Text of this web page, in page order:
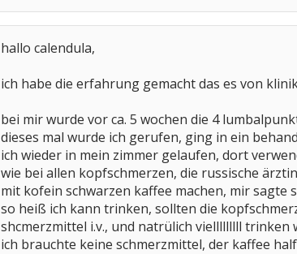
hallo calendula,
ich habe die erfahrung gemacht das es von
bei mir wurde vor ca. 5 wochen die 4
dieses mal wurde ich gerufen, ging in ein
ich wieder in mein zimmer gelaufen, dort
wie bei allen kopfschmerzen, die russische
mit kofein schwarzen kaffee machen, mir sagte
so heiß ich kann trinken, sollten die
shcmerzmittel i.v., und natrülich vielllllllll trinken
ich brauchte keine schmerzmittel, der kaffee